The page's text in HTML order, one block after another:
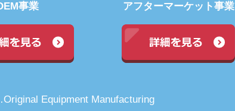
事業 アフターマーケット事業
Equipment Manufacturing